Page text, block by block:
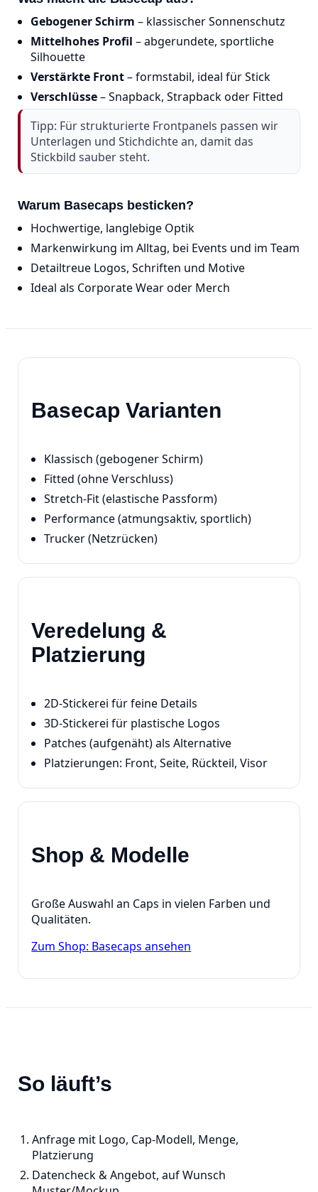
Gebogener Schirm – klassischer Sonnenschutz
Mittelhohes Profil – abgerundete, sportliche
Silhouette
Verstärkte Front– formstabil, ideal für Stick
Verschlüsse– Snapback, Strapback oder Fitted
Tipp: Für strukturierte Frontpanels passen wir
Unterlagen und Stichdichte an, damit das
Stickbild sauber steht.
Warum Basecaps besticken?
Hochwertige, langlebige Optik
Markenwirkung im Alltag, bei Events und im Team
Detailtreue Logos, Schriften und Motive
Ideal als Corporate Wear oder Merch
Basecap Varianten
Klassisch (gebogener Schirm)
Fitted (ohne Verschluss)
Stretch‑Fit (elastische Passform)
Performance (atmungsaktiv, sportlich)
Trucker (Netzrücken)
Veredelung &
Platzierung
2D‑Stickerei für feine Details
3D‑Stickerei für plastische Logos
Patches (aufgenäht) als Alternative
Platzierungen: Front, Seite, Rückteil, Visor
Shop & Modelle
Große Auswahl an Caps in vielen Farben und
Qualitäten.
Zum Shop: Basecaps ansehen
So läuft’s
Anfrage mit Logo, Cap‑Modell, Menge,
Platzierung
Datencheck & Angebot, auf Wunsch